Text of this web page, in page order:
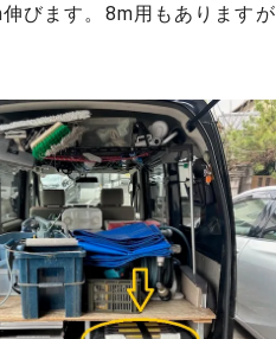
びます。8m用もありますが